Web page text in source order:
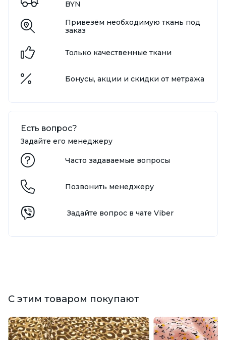
BYN
Привезём необходимую ткань под
заказ
Только качественные ткани
Бонусы, акции и скидки от метража
Есть вопрос?
Задайте его менеджеру
Часто задаваемые вопросы
Позвонить менеджеру
Задайте вопрос в чате Viber
С этим товаром покупают